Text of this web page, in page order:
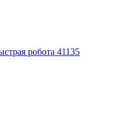
робота 41135